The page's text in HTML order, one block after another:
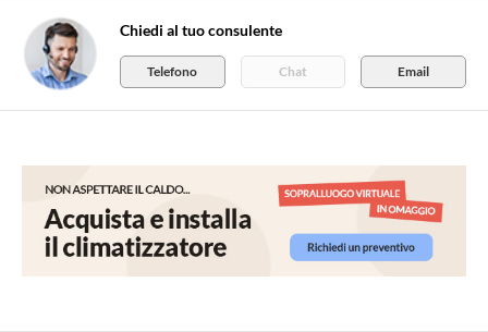
Chiedi al tuo consulente
Telefono Chat Email